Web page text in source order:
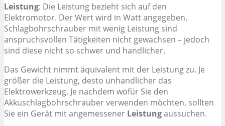
Leistung: Die Leistung bezieht sich auf den
Elektromotor. Der Wert wird in Watt angegeben.
Schlagbohrschrauber mit wenig Leistung sind
anspruchsvollen Tätigkeiten nicht gewachsen – jedoch
sind diese nicht so schwer und handlicher.
Das Gewicht nimmt äquivalent mit der Leistung zu. Je
größer die Leistung, desto unhandlicher das
Elektrowerkzeug. Je nachdem wofür Sie den
Akkuschlagbohrschrauber verwenden möchten, sollten
Sie ein Gerät mit angemessener Leistungaussuchen.